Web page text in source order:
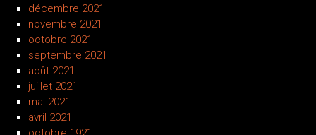
décembre 2021
novembre 2021
octobre 2021
septembre 2021
août 2021
juillet 2021
mai 2021
avril 2021